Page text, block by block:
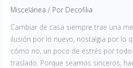
Miscelánea / Por Decofilia
Cambiar de casa siempre trae una
ilusión por lo nuevo, nostalgia por lo
cómo no, un poco de estrés por
traslado. Porque seamos sinceros,